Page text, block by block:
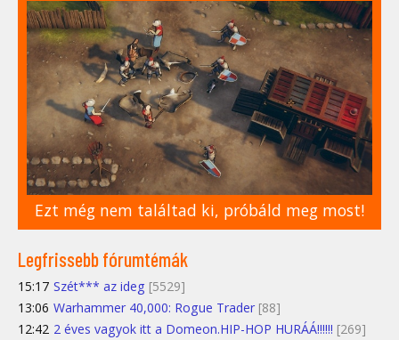
Ezt még nem találtad ki, próbáld meg most!
Legfrissebb fórumtémák
15:17 Szét*** az ideg [5529]
13:06 Warhammer 40,000: Rogue Trader [88]
12:42 2 éves vagyok itt a Domeon.HIP-HOP HURÁÁ!!!!!! [269]